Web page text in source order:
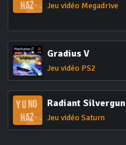
Jeu vidéo Megadrive
Gradius V
Jeu vidéo PS2
Radiant Silvergun
Jeu vidéo Saturn